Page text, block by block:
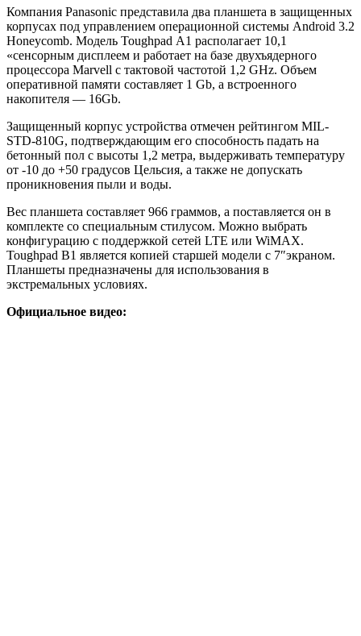
Компания Panasonic представила два планшета в защищенных
корпусах под управлением операционной системы Android 3.2
Honeycomb. Модель Toughpad А1 располагает 10,1
«сенсорным дисплеем и работает на базе двухъядерного
процессора Marvell с тактовой частотой 1,2 GHz. Объем
оперативной памяти составляет 1 Gb, а встроенного
накопителя — 16Gb.
Защищенный корпус устройства отмечен рейтингом MIL-
STD-810G, подтверждающим его способность падать на
бетонный пол с высоты 1,2 метра, выдерживать температуру
от -10 до +50 градусов Цельсия, а также не допускать
проникновения пыли и воды.
Вес планшета составляет 966 граммов, а поставляется он в
комплекте со специальным стилусом. Можно выбрать
конфигурацию с поддержкой сетей LTE или WiMAX.
Toughpad B1 является копией старшей модели с 7″экраном.
Планшеты предназначены для использования в
экстремальных условиях.
Официальное видео: